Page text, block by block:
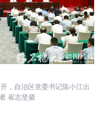
，自治区党委书记陈小江出
崔志坚摄